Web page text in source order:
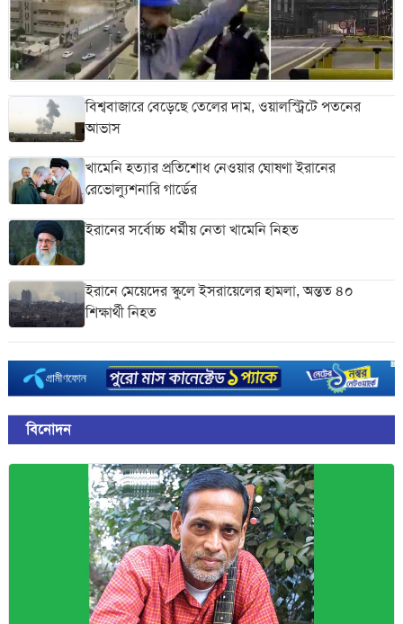
বিশ্ববাজারে বেড়েছে তেলের দাম, ওয়ালস্ট্রিটে পতনের
আভাস
খামেনি হত্যার প্রতিশোধ নেওয়ার ঘোষণা ইরানের
রেভোল্যুশনারি গার্ডের
ইরানের সর্বোচ্চ ধর্মীয় নেতা খামেনি নিহত
ইরানে মেয়েদের স্কুলে ইসরায়েলের হামলা, অন্তত ৪০
শিক্ষার্থী নিহত
বিনোদন